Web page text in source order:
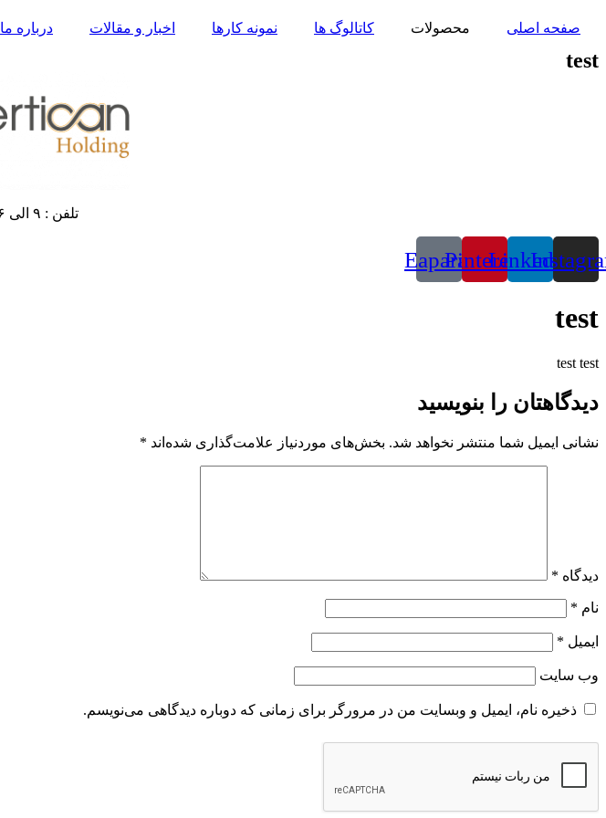
صفحه اصلی محصولات کاتالوگ ها نمونه کارها اخبار و مقالات درباره ما
test
تلفن : ۹ الی ۲۴۳۶ ۳۳۹۳-۰۳۱
Linkedin
Pinterest
Eaparat
test
test test
دیدگاهتان را بنویسید
نشانی ایمیل شما منتشر نخواهد شد. بخش‌های موردنیاز علامت‌گذاری شده‌اند *
دیدگاه *
نام *
ایمیل *
وب‌ سایت
ذخیره نام، ایمیل و وبسایت من در مرورگر برای زمانی که دوباره دیدگاهی می‌نویسم.